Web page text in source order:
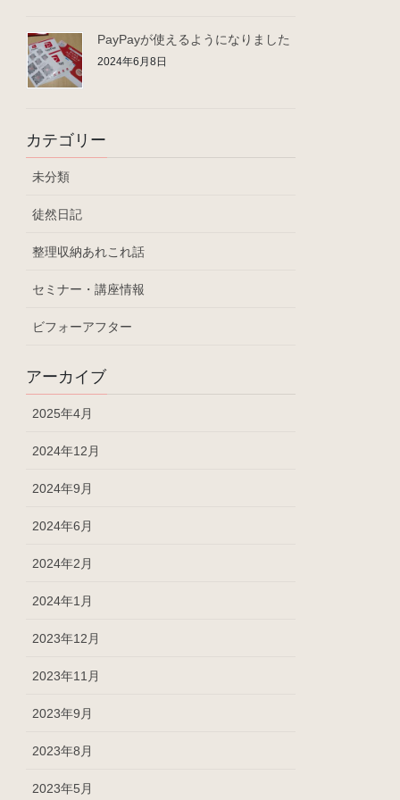
PayPayが使えるようになりました
2024年6月8日
カテゴリー
未分類
徒然日記
整理収納あれこれ話
セミナー・講座情報
ビフォーアフター
アーカイブ
2025年4月
2024年12月
2024年9月
2024年6月
2024年2月
2024年1月
2023年12月
2023年11月
2023年9月
2023年8月
2023年5月